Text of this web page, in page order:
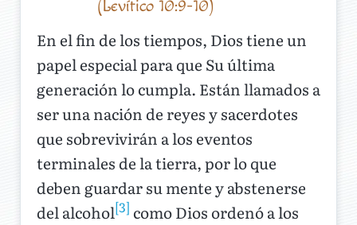
(Levítico 10:9-10)
En el fin de los tiempos, Dios tiene un
papel especial para que Su última
generación lo cumpla. Están llamados a
ser una nación de reyes y sacerdotes
que sobrevivirán a los eventos
terminales de la tierra, por lo que
deben guardar su mente y abstenerse
del alcohol[3] como Dios ordenó a los